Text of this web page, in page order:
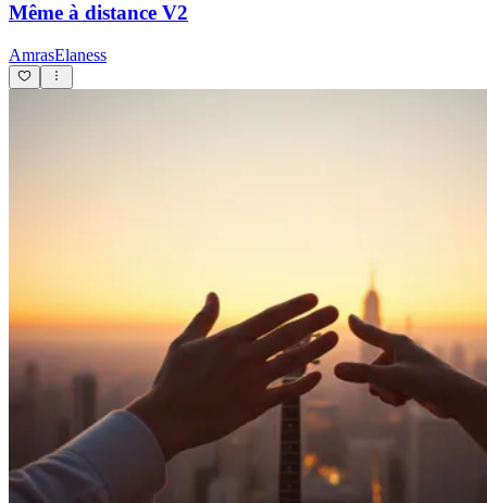
Même à distance V2
AmrasElaness